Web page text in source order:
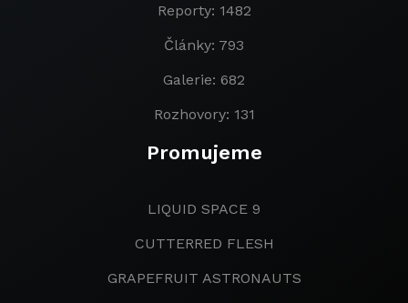
Reporty: 1482
Články: 793
Galerie: 682
Rozhovory: 131
Promujeme
LIQUID SPACE 9
CUTTERRED FLESH
GRAPEFRUIT ASTRONAUTS